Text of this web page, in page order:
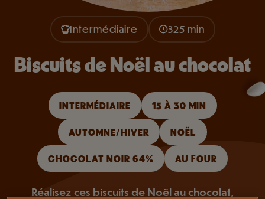
Intermédiaire 325 min
Biscuits de Noël au chocolat
INTERMÉDIAIRE 15 À 30 MIN
AUTOMNE/HIVER NOËL
CHOCOLAT NOIR 64% AU FOUR
Réalisez ces biscuits de Noël au chocolat,